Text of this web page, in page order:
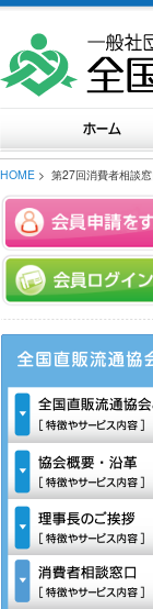
HOME > 第27回消費者相談